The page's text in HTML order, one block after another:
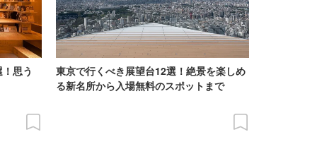
思う
東京で行くべき展望台12選！絶景を楽しめ
る新名所から入場無料のスポットまで